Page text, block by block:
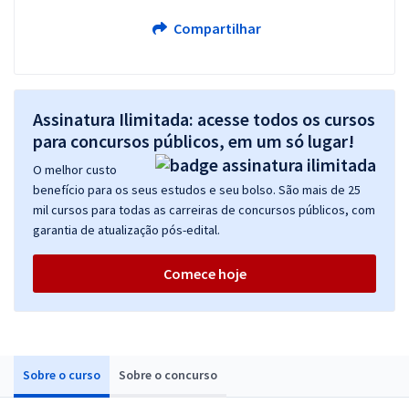
Sobre o curso Sobre o concurso
Compartilhar
Assinatura Ilimitada: acesse todos os cursos
para concursos públicos, em um só lugar!
O melhor custo
benefício para os seus estudos e seu bolso. São mais de 25
mil cursos para todas as carreiras de concursos públicos, com
garantia de atualização pós-edital.
Comece hoje